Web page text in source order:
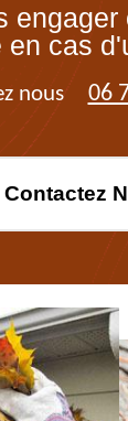
engager
en cas
nous 06
Contactez